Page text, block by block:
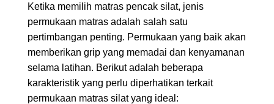
Ketika memilih matras pencak silat, jenis
permukaan matras adalah salah satu
pertimbangan penting. Permukaan yang baik akan
memberikan grip yang memadai dan kenyamanan
selama latihan. Berikut adalah beberapa
karakteristik yang perlu diperhatikan terkait
permukaan matras silat yang ideal: